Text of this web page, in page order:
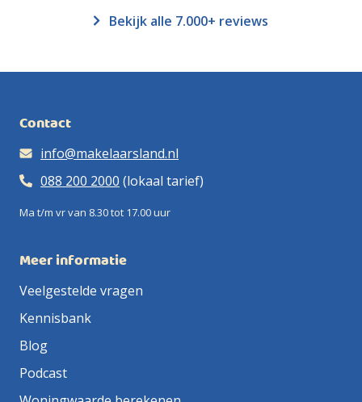
Bekijk alle 7.000+ reviews
Contact
info@makelaarsland.nl
088 200 2000 (lokaal tarief)
Ma t/m vr van 8.30 tot 17.00 uur
Meer informatie
Veelgestelde vragen
Kennisbank
Blog
Podcast